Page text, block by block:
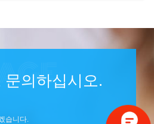
문의하십시오.
습니다.